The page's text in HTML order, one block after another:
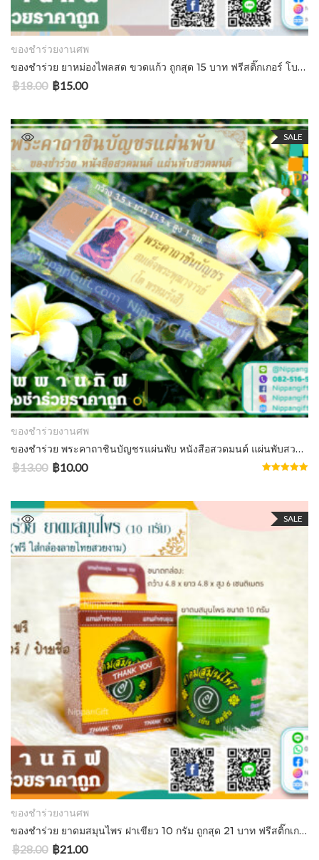
ADD TO CART
ของชำร่วยงานศพ
ของชำร่วย ยาหม่องไพลสด ขวดแก้ว ถูกสุด 15 บาท ฟรีสติ๊กเกอร์ โบว์ทอง ซองแก้ว
฿18.00 ฿15.00
SALE
ADD TO CART
ของชำร่วยงานศพ
ของชําร่วย พระคาถาชินบัญชรแผ่นพับ หนังสือสวดมนต์ แผ่นพับสวดมนต์ ราคาส่ง 10+ บาท
฿13.00 ฿10.00
SALE
ADD TO CART
ของชำร่วยงานศพ
ของชําร่วย ยาดมสมุนไพร ฝาเขียว 10 กรัม ถูกสุด 21 บาท ฟรีสติ๊กเกอร์ ถุงผ้าไหมแก้ว/กล่องลายไทย
฿28.00 ฿21.00